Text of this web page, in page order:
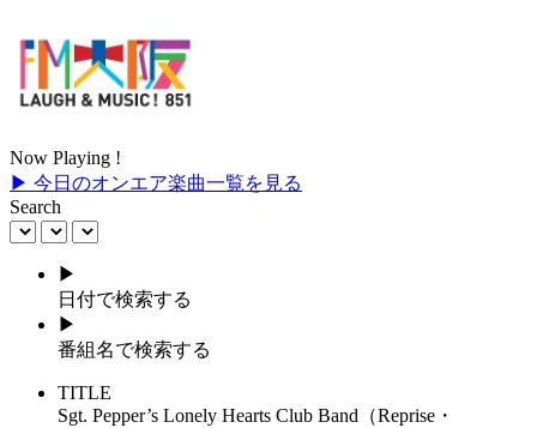
Now Playing !
▶ 今日のオンエア楽曲一覧を見る
Search
▶
日付で検索する
▶
番組名で検索する
TITLE
Sgt. Pepper’s Lonely Hearts Club Band（Reprise・